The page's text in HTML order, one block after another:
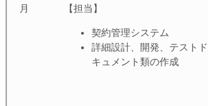
月
【担当】
契約管理システム
詳細設計、開発、テストド
キュメント類の作成